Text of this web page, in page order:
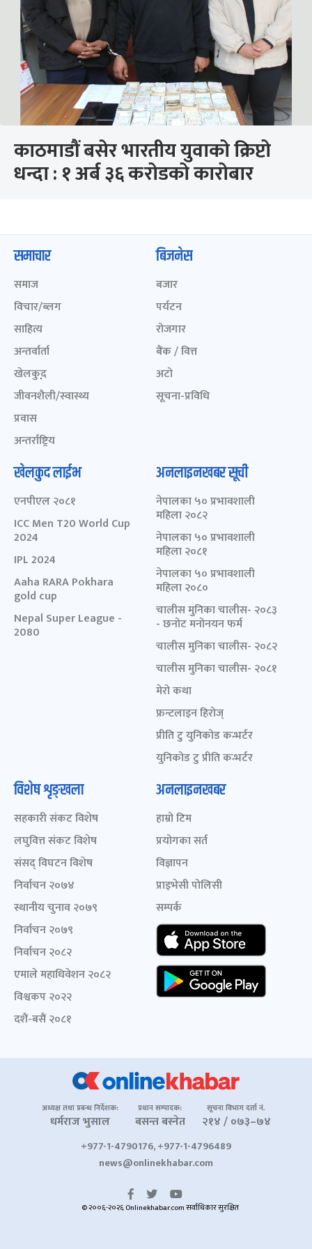
काठमाडौं बसेर भारतीय युवाको क्रिप्टो
धन्दा : १ अर्ब ३६ करोडको कारोबार
समाचार
समाज
विचार/ब्लग
साहित्य
अन्तर्वार्ता
खेलकुद़़
जीवनशैली/स्वास्थ्य
प्रवास
अन्तर्राष्ट्रिय
बिजनेस
बजार
पर्यटन
रोजगार
बैंक / वित्त
अटो
सूचना-प्रविधि
खेलकुद लाईभ
एनपीएल २०८१
ICC Men T20 World Cup
2024
IPL 2024
Aaha RARA Pokhara
gold cup
Nepal Super League -
2080
अनलाइनखबर सूची
नेपालका ५० प्रभावशाली
महिला २०८२
नेपालका ५० प्रभावशाली
महिला २०८१
नेपालका ५० प्रभावशाली
महिला २०८०
चालीस मुनिका चालीस- २०८३
- छनोट मनोनयन फर्म
चालीस मुनिका चालीस- २०८२
चालीस मुनिका चालीस- २०८१
मेरो कथा
फ्रन्टलाइन हिरोज्
प्रीति टु युनिकोड कन्भर्टर
युनिकोड टु प्रीति कन्भर्टर
विशेष शृङ्खला
सहकारी संकट विशेष
लघुवित्त संकट विशेष
संसद् विघटन विशेष
निर्वाचन २०७४
स्थानीय चुनाव २०७९
निर्वाचन २०७९
निर्वाचन २०८२
एमाले महाधिवेशन २०८२
विश्वकप २०२२
दशैं-बसैं २०८१
अनलाइनखबर
हाम्रो टिम
प्रयोगका सर्त
विज्ञापन
प्राइभेसी पोलिसी
सम्पर्क
अध्यक्ष तथा प्रबन्ध निर्देशक:
धर्मराज भुसाल
प्रधान सम्पादक:
बसन्त बस्नेत
सूचना विभाग दर्ता नं.
२१४ / ०७३–७४
+977-1-4790176, +977-1-4796489
news@onlinekhabar.com
© २००६-२०२६ Onlinekhabar.com सर्वाधिकार सुरक्षित